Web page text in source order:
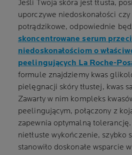
Jeśli Twoja skóra jest tłusta,
uporczywe niedoskonałości
potrądzikowe, odpowiednie
skoncentrowane serum
niedoskonałościom o
peelingujących La Roche-
formule znajdziemy kwas
pielęgnacji skóry tłustej, kwas
Zawarty w nim kompleks
peelingującym, połączony z
zapewnia optymalną
nietłuste wykończenie, szybko
stanowiło doskonałe wsparcie